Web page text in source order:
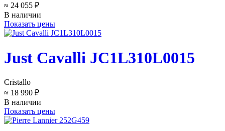
≈ 24 055 ₽
В наличии
Показать цены
Just Cavalli JC1L310L0015
Cristallo
≈ 18 990 ₽
В наличии
Показать цены